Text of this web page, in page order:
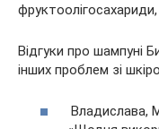
Відгуки про шампуні
інших проблем зі
Владислава,